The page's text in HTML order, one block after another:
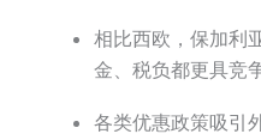
相比西欧，保加利
金、税负都更具竞
各类优惠政策吸引